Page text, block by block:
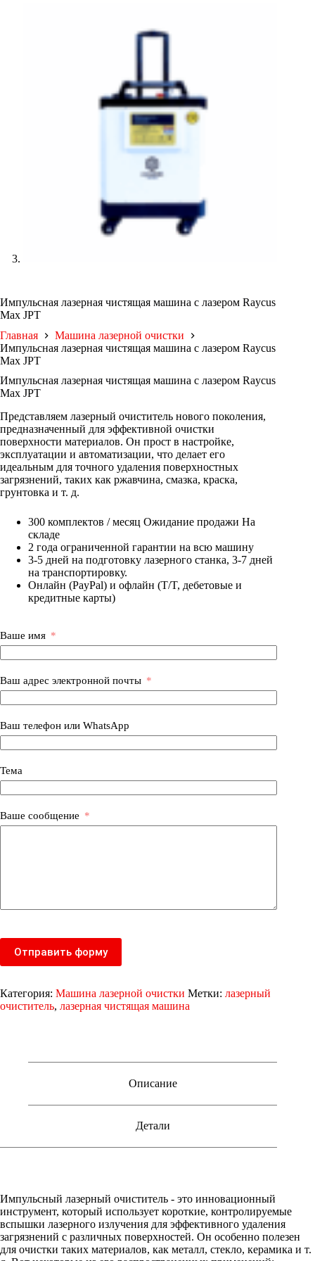
Импульсная лазерная чистящая машина с лазером Raycus
Max JPT
Главная
Машина лазерной очистки
Импульсная лазерная чистящая машина с лазером Raycus
Max JPT
Импульсная лазерная чистящая машина с лазером Raycus
Max JPT
Представляем лазерный очиститель нового поколения,
предназначенный для эффективной очистки
поверхности материалов. Он прост в настройке,
эксплуатации и автоматизации, что делает его
идеальным для точного удаления поверхностных
загрязнений, таких как ржавчина, смазка, краска,
грунтовка и т. д.
300 комплектов / месяц Ожидание продажи На
складе
2 года ограниченной гарантии на всю машину
3-5 дней на подготовку лазерного станка, 3-7 дней
на транспортировку.
Онлайн (PayPal) и офлайн (T/T, дебетовые и
кредитные карты)
Ваше имя
Ваш адрес электронной почты
Ваш телефон или WhatsApp
Тема
Ваше сообщение
Отправить форму
Категория: Машина лазерной очистки Метки: лазерный
очиститель, лазерная чистящая машина
Описание
Детали
Импульсный лазерный очиститель - это инновационный
инструмент, который использует короткие, контролируемые
вспышки лазерного излучения для эффективного удаления
загрязнений с различных поверхностей. Он особенно полезен
для очистки таких материалов, как металл, стекло, керамика и т.